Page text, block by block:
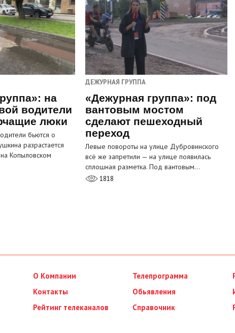
на
водители
люки
бьются о
разрастается
Копыловском
ДЕЖУРНАЯ ГРУППА
«Дежурная группа»: под
вантовым мостом
сделают пешеходный
переход
Левые повороты на улице Дубровинского
всё же запретили — на улице появилась
сплошная разметка. Под вантовым…
1818
О Компании
Контакты
Рейтинг телеканалов
Телепрограмма
Обьявления
Справочник